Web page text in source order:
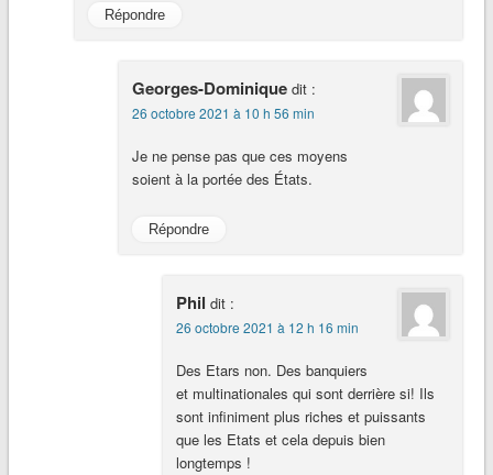
Répondre
Georges-Dominique dit :
26 octobre 2021 à 10 h 56 min
Je ne pense pas que ces moyens
soient à la portée des États.
Répondre
Phil dit :
26 octobre 2021 à 12 h 16 min
Des Etars non. Des banquiers
et multinationales qui sont derrière si! Ils
sont infiniment plus riches et puissants
que les Etats et cela depuis bien
longtemps !